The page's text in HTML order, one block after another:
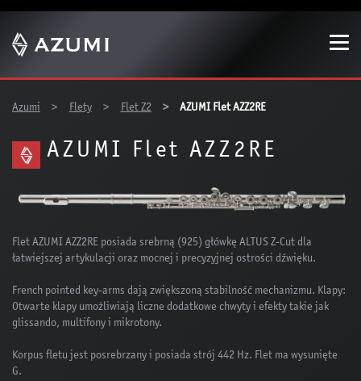
Azumi
Flety Flet Z2 AZUMI Flet AZZ2RE
AZUMI Flet AZZ2RE
Flet AZUMI AZZ2RE posiada srebrną (925) główkę ALTUS Z-Cut dla
łatwiejszej artykulacji oraz mocnej i precyzyjnej ostrości dźwięku.
French pointed key-arms dają zwiększoną stabilność mechanizmu. Klapy:
Otwarte klapy umożliwiają liczne dodatkowe chwyty i efekty takie jak
glissando, multifony i mikrotony.
Korpus fletu jest posrebrzany i posiada strój 442 Hz. Flet ma wysunięte
G.